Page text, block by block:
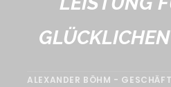
GLÜCKLICHEN
ALEXANDER BÖHM -